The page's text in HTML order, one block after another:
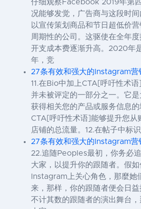
仔细观察Facebook 2019年第
况能够发觉，广告商与这段时
以宣传策划商品和节日超低价
周期性的公司。这驱使在全年
开支成本费逐渐升高。2020年
年，竞
27条有效和强大的Instagram营
11.在Bio中加上CTA[呼吁性术
并未被评定的一部分之一。它
获得相关您的产品或服务信息
CTA[呼吁性术语]能够提升您从
店铺的总流量。12.在帖子中标
27条有效和强大的Instagram营
22.追随Peoples最初，你务必
大家，以提升你的跟随者。假
Instagram上关心角色，那麼她
来，那样，你的跟随者便会日
不计其数的跟随者的演出舞台，